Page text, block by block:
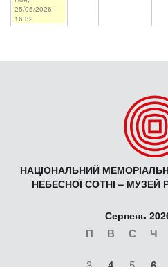
25/05/2026 -
16:32
НАЦІОНАЛЬНИЙ
НЕБЕСНОЇ СОТНІ – МУЗЕЙ
Серпень
П В С Ч